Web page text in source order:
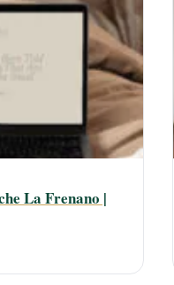
La Frenano |